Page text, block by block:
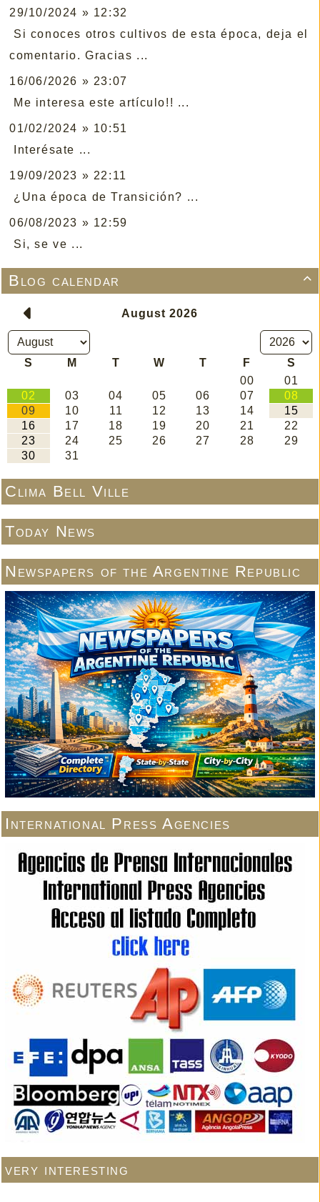
29/10/2024 » 12:32
Si conoces otros cultivos de esta época, deja el
comentario. Gracias ...
16/06/2026 » 23:07
Me interesa este artículo!! ...
01/02/2024 » 10:51
Interésate ...
19/09/2023 » 22:11
¿Una época de Transición? ...
06/08/2023 » 12:59
Si, se ve ...

Blog calendar
Clima Bell Ville
Today News
Newspapers of the Argentine Republic
International Press Agencies
very interesting